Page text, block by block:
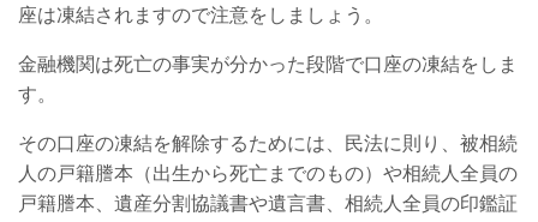
座は凍結されますので注意をしましょう。
金融機関は死亡の事実が分かった段階で口座の凍結をしま
す。
その口座の凍結を解除するためには、民法に則り、被相続
人の戸籍謄本（出生から死亡までのもの）や相続人全員の
戸籍謄本、遺産分割協議書や遺言書、相続人全員の印鑑証